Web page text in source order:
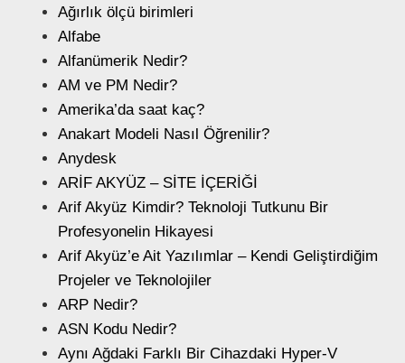
Ağırlık ölçü birimleri
Alfabe
Alfanümerik Nedir?
AM ve PM Nedir?
Amerika’da saat kaç?
Anakart Modeli Nasıl Öğrenilir?
Anydesk
ARİF AKYÜZ – SİTE İÇERİĞİ
Arif Akyüz Kimdir? Teknoloji Tutkunu Bir
Profesyonelin Hikayesi
Arif Akyüz’e Ait Yazılımlar – Kendi Geliştirdiğim
Projeler ve Teknolojiler
ARP Nedir?
ASN Kodu Nedir?
Aynı Ağdaki Farklı Bir Cihazdaki Hyper-V